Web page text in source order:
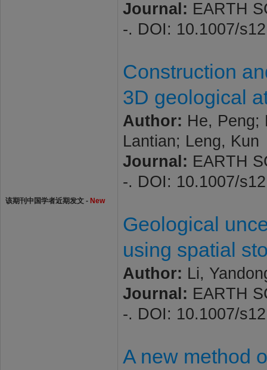
该期刊中国学者近期发文 - New
Journal: EARTH
-. DOI: 10.1007/
Construction
3D geological
Author: He, Peng;
Lantian; Leng, Kun
Journal: EARTH
-. DOI: 10.1007/
Geological
using spatial
Author: Li,
Journal: EARTH
-. DOI: 10.1007/
A new method